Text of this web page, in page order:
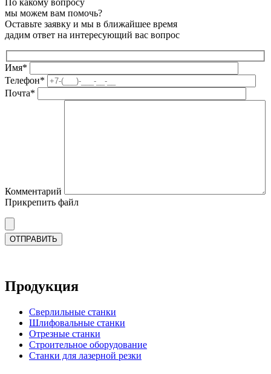
мы можем вам помочь?
Оставьте заявку и мы в ближайшее время
дадим ответ на интересующий вас вопрос
Имя*
Телефон*
Почта*
Комментарий
Прикрепить файл
Продукция
Сверлильные станки
Шлифовальные станки
Отрезные станки
Строительное оборудование
Станки для лазерной резки